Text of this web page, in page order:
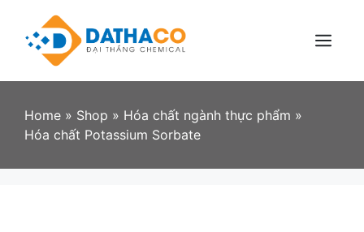
content
Menu
Home » Shop » Hóa chất ngành thực phẩm »
Hóa chất Potassium Sorbate